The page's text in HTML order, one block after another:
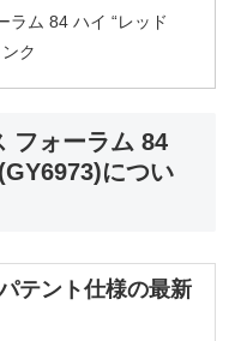
ラム 84 ハイ “レッド
ク
フォーラム 84
につい
テント仕様の最新